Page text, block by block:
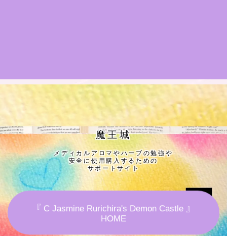
公式ウェブサイト『Botanical Study』
Cジャスミン瑠璃地楽の主な活動先リンク集
プロフィール
アロマハーブアンケート
おすすめ商品＆レビュー
魔王城
メディカルアロマやハーブの勉強や
安全に使用購入するための
サポートサイト
『 C Jasmine Rurichira's Demon Castle 』
HOME